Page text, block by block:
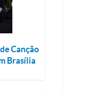
Canção
Brasília